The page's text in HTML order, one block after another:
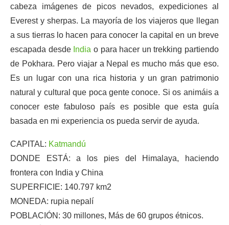
cabeza imágenes de picos nevados, expediciones al
Everest y sherpas. La mayoría de los viajeros que llegan
a sus tierras lo hacen para conocer la capital en un breve
escapada desde India o para hacer un trekking partiendo
de Pokhara. Pero viajar a Nepal es mucho más que eso.
Es un lugar con una rica historia y un gran patrimonio
natural y cultural que poca gente conoce. Si os animáis a
conocer este fabuloso país es posible que esta guía
basada en mi experiencia os pueda servir de ayuda.
CAPITAL: Katmandú
DONDE ESTÁ: a los pies del Himalaya, haciendo
frontera con India y China
SUPERFICIE: 140.797 km2
MONEDA: rupia nepalí
POBLACIÓN: 30 millones, Más de 60 grupos étnicos.